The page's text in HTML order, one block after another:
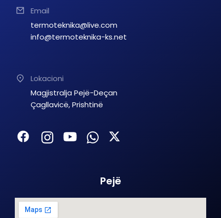
Email
termoteknika@live.com
info@termoteknika-ks.net
Lokacioni
Magjistralja Pejë-Deçan
Çagllavicë, Prishtinë
Pejë